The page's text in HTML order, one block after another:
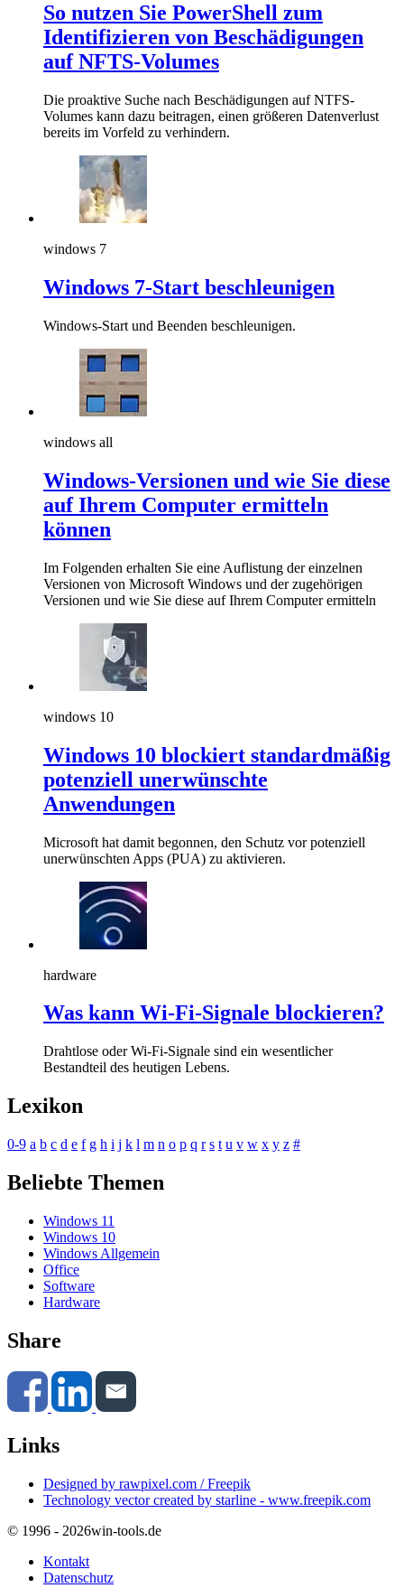
So nutzen Sie PowerShell zum
Identifizieren von Beschädigungen
auf NFTS-Volumes
Die proaktive Suche nach Beschädigungen auf NTFS-
Volumes kann dazu beitragen, einen größeren Datenverlust
bereits im Vorfeld zu verhindern.
windows 7
Windows 7-Start beschleunigen
Windows-Start und Beenden beschleunigen.
windows all
Windows-Versionen und wie Sie diese
auf Ihrem Computer ermitteln
können
Im Folgenden erhalten Sie eine Auflistung der einzelnen
Versionen von Microsoft Windows und der zugehörigen
Versionen und wie Sie diese auf Ihrem Computer ermitteln
windows 10
Windows 10 blockiert standardmäßig
potenziell unerwünschte
Anwendungen
Microsoft hat damit begonnen, den Schutz vor potenziell
unerwünschten Apps (PUA) zu aktivieren.
hardware
Was kann Wi-Fi-Signale blockieren?
Drahtlose oder Wi-Fi-Signale sind ein wesentlicher
Bestandteil des heutigen Lebens.
Lexikon
0-9 a b c d e f g h i j k l m n o p q r s t u v w x y z #
Beliebte Themen
Windows 11
Windows 10
Windows Allgemein
Office
Software
Hardware
Share
Links
Designed by rawpixel.com / Freepik
Technology vector created by starline - www.freepik.com
© 1996 - 2026win-tools.de
Kontakt
Datenschutz